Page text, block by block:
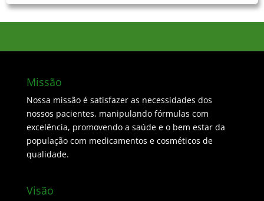
Missão
Nossa missão é satisfazer as necessidades dos
nossos pacientes, manipulando fórmulas com
excelência, promovendo a saúde e o bem estar da
população com medicamentos e cosméticos de
qualidade.
Visão